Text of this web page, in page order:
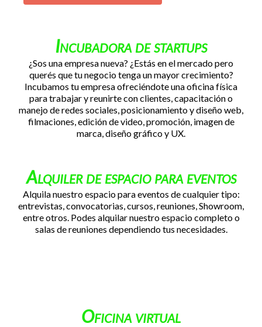
Incubadora de startups
¿Sos una empresa nueva? ¿Estás en el mercado pero
querés que tu negocio tenga un mayor crecimiento?
Incubamos tu empresa ofreciéndote una oficina física
para trabajar y reunirte con clientes, capacitación o
manejo de redes sociales, posicionamiento y diseño web,
filmaciones, edición de video, promoción, imagen de
marca, diseño gráfico y UX.
Alquiler de espacio para eventos
Alquila nuestro espacio para eventos de cualquier tipo:
entrevistas, convocatorias, cursos, reuniones, Showroom,
entre otros. Podes alquilar nuestro espacio completo o
salas de reuniones dependiendo tus necesidades.
Oficina virtual